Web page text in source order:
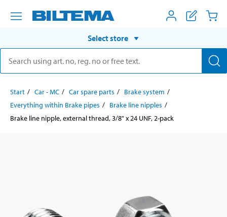
Select store
Start Car - MC Car spare parts
Brake system
Everything within Brake pipes
Brake line nipples
Brake line nipple, external thread, 3/8" x 24 UNF, 2-pack